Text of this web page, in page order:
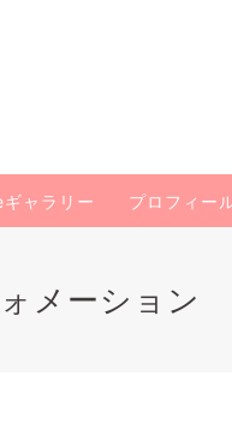
ャラリー プロフィー
メーション